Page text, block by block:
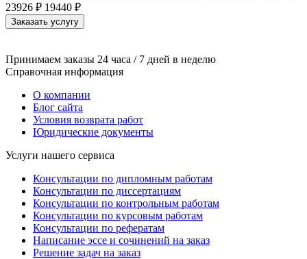
23926 ₽ 19440 ₽
Заказать услугу
Принимаем заказы 24 часа / 7 дней в неделю
Справочная информация
О компании
Блог сайта
Условия возврата работ
Юридические документы
Услуги нашего сервиса
Консультации по дипломным работам
Консультации по диссертациям
Консультации по контрольным работам
Консультации по курсовым работам
Консультации по рефератам
Написание эссе и сочинений на заказ
Решение задач на заказ